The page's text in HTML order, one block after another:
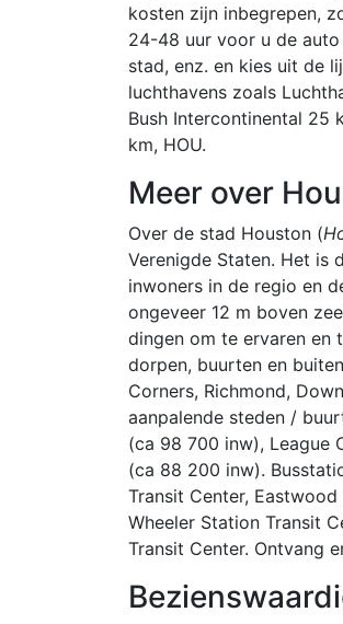
kosten zijn inbegrepen,
24-48 uur voor u de
stad, enz. en kies uit de
luchthavens zoals
Bush Intercontinental 25
km, HOU.
Meer over
Over de stad Houston (
Verenigde Staten. Het is
inwoners in de regio en
ongeveer 12 m boven
dingen om te ervaren en
dorpen, buurten en
Corners, Richmond,
aanpalende steden /
(ca 98 700 inw), League
(ca 88 200 inw).
Transit Center, Eastwood
Wheeler Station Transit
Transit Center. Ontvang